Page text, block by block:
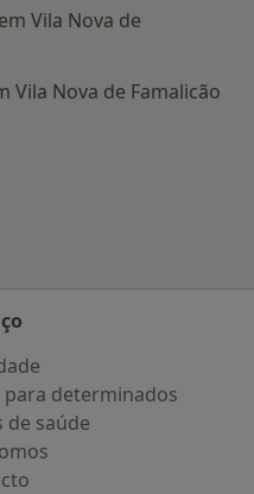
Vila Nova de
Nova de Famalicão
determinados
saúde